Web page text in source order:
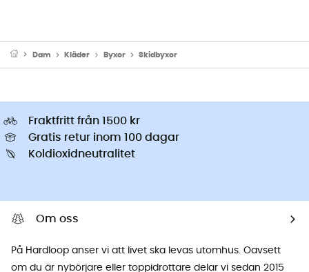
Dam Kläder Byxor Skidbyxor
Fraktfritt från 1500 kr
Gratis retur inom 100 dagar
Koldioxidneutralitet
Om oss
På Hardloop anser vi att livet ska levas utomhus. Oavsett
om du är nybörjare eller toppidrottare delar vi sedan 2015